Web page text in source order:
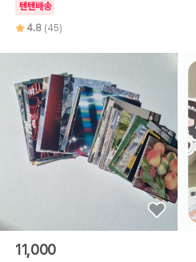
텐텐배송
4.8 (45)
11,000